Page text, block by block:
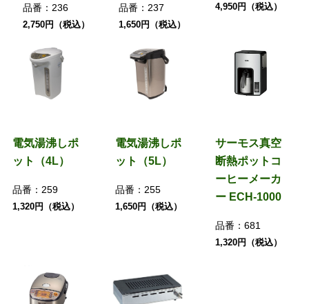
品番： 236
2,750円（税込）
品番： 237
1,650円（税込）
4,950円（税込）
電気湯沸しポ
ット（4L）
品番： 259
1,320円（税込）
電気湯沸しポ
ット（5L）
品番： 255
1,650円（税込）
サーモス真空
断熱ポットコ
ーヒーメーカ
ー ECH-1000
品番：681
1,320円（税込）